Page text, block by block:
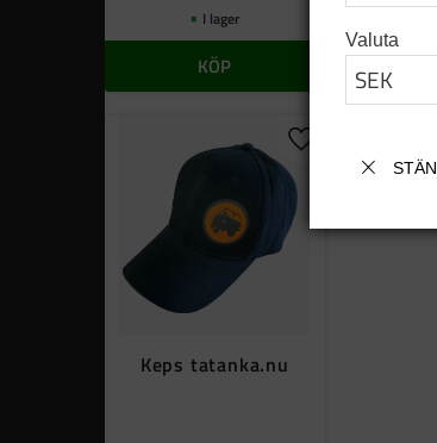
I lager
KÖP
Keps tatanka.nu
Lägg till i favoriter
Valuta